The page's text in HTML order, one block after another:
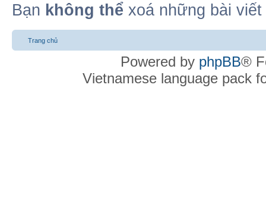
Bạn không thể xoá những bài
Trang chủ
Powered by phpBB®
Vietnamese language pack